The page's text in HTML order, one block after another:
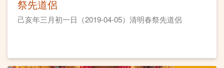
祭先道侶
己亥年三月初一日（2019-04-05）清明春祭先道侶